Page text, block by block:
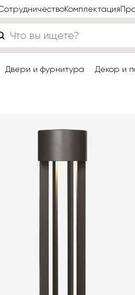
Комплектация
Двери и фурнитура Декор и